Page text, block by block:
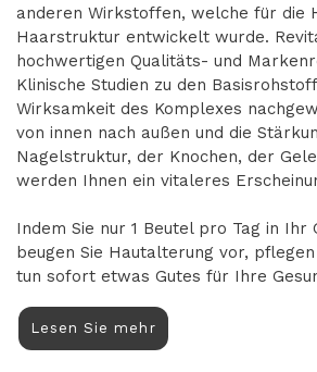
anderen Wirkstoffen, welche für die
Haarstruktur entwickelt wurde.
hochwertigen Qualitäts- und
Klinische Studien zu den
Wirksamkeit des Komplexes
von innen nach außen und die
Nagelstruktur, der Knochen, der
werden Ihnen ein vitaleres
Indem Sie nur 1 Beutel pro Tag in Ihr
beugen Sie Hautalterung vor,
tun sofort etwas Gutes für Ihre
Lesen Sie mehr